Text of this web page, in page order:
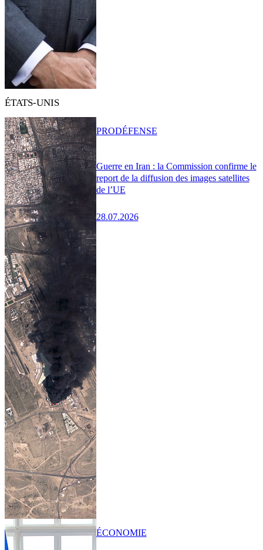
ÉTATS-UNIS
Guerre en Iran : la Commission confirme le
report de la diffusion des images satellites
de l’UE
28.07.2026
PRODÉFENSE
ÉCONOMIE